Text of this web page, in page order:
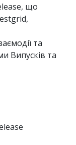
що
та
Випусків та